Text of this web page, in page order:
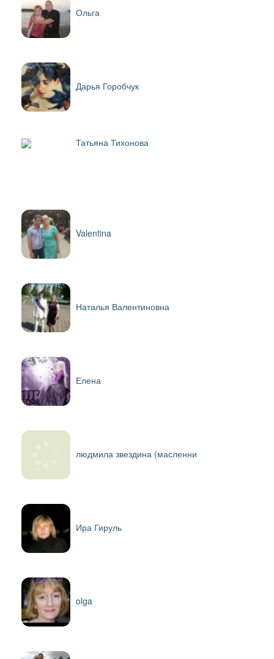
Ольга
Дарья Горобчук
Татьяна Тихонова
Valentina
Наталья Валентиновна
Елена
людмила звездина (масленни
Ира Гируль
olga